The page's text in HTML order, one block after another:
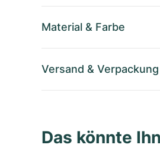
Material & Farbe
Versand & Verpackung
Das könnte